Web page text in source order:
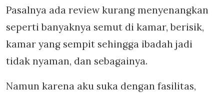
Pasalnya ada review kurang menyenangkan
seperti banyaknya semut di kamar, berisik,
kamar yang sempit sehingga ibadah jadi
tidak nyaman, dan sebagainya.
Namun karena aku suka dengan fasilitas,